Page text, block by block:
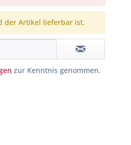
der Artikel lieferbar ist.
zur Kenntnis genommen.